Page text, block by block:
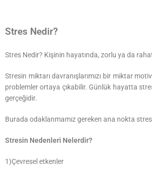
Stres Nedir?
Stres Nedir? Kişinin hayatında, zorlu ya da
Stresin miktarı davranışlarımızı bir miktar
problemler ortaya çıkabilir. Günlük hayatta
gerçeğidir.
Burada odaklanmamız gereken ana nokta
Stresin Nedenleri Nelerdir?
1)Çevresel etkenler